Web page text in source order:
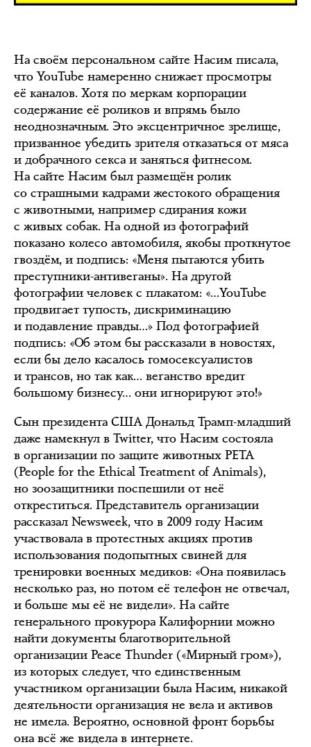
На своём персональном сайте Насим писала,
что YouTube намеренно снижает просмотры
её каналов. Хотя по меркам корпорации
содержание её роликов и впрямь было
неоднозначным. Это эксцентричное зрелище,
призванное убедить зрителя отказаться от мяса
и добрачного секса и заняться фитнесом.
На сайте Насим был размещён ролик
со страшными кадрами жестокого обращения
с животными, например сдирания кожи
с живых собак. На одной из фотографий
показано колесо автомобиля, якобы проткнутое
гвоздём, и подпись: «Меня пытаются убить
преступники-антивеганы». На другой
фотографии человек с плакатом: «…YouTube
продвигает тупость, дискриминацию
и подавление правды…» Под фотографией
подпись: «Об этом бы рассказали в новостях,
если бы дело касалось гомосексуалистов
и трансов, но так как… веганство вредит
большому бизнесу… они игнорируют это!»
Сын президента США Дональд Трамп-младший
даже намекнул в Twitter, что Насим состояла
в организации по защите животных PETA
(People for the Ethical Treatment of Animals),
но зоозащитники поспешили от неё
откреститься. Представитель организации
рассказал Newsweek, что в 2009 году Насим
участвовала в протестных акциях против
использования подопытных свиней для
тренировки военных медиков: «Она появилась
несколько раз, но потом её телефон не отвечал,
и больше мы её не видели». На сайте
генерального прокурора Калифорнии можно
найти документы благотворительной
организации Peace Thunder («Мирный гром»),
из которых следует, что единственным
участником организации была Насим, никакой
деятельности организация не вела и активов
не имела. Вероятно, основной фронт борьбы
она всё же видела в интернете.